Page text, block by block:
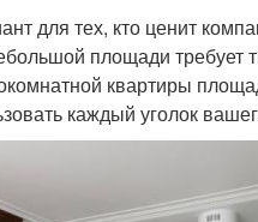
для тех, кто ценит
площади требует
квартиры
каждый уголок